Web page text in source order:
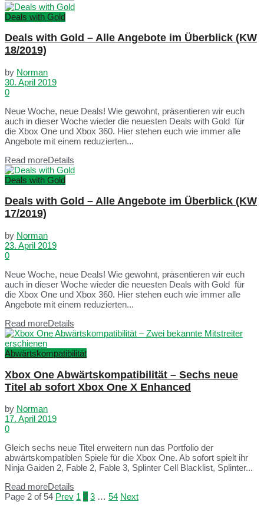
Deals with Gold
Deals with Gold – Alle Angebote im Überblick (KW
18/2019)
by Norman
30. April 2019
0
Neue Woche, neue Deals! Wie gewohnt, präsentieren wir euch
auch in dieser Woche wieder die neuesten Deals with Gold für
die Xbox One und Xbox 360. Hier stehen euch wie immer alle
Angebote mit einem reduzierten...
Read moreDetails
Deals with Gold
Deals with Gold – Alle Angebote im Überblick (KW
17/2019)
by Norman
23. April 2019
0
Neue Woche, neue Deals! Wie gewohnt, präsentieren wir euch
auch in dieser Woche wieder die neuesten Deals with Gold für
die Xbox One und Xbox 360. Hier stehen euch wie immer alle
Angebote mit einem reduzierten...
Read moreDetails
Abwärtskompatibilität
Xbox One Abwärtskompatibilität – Sechs neue
Titel ab sofort Xbox One X Enhanced
by Norman
17. April 2019
0
Gleich sechs neue Titel erweitern nun das Portfolio der
abwärtskompatiblen Spiele für die Xbox One. Ab sofort spielt ihr
Ninja Gaiden 2, Fable 2, Fable 3, Splinter Cell Blacklist, Splinter...
Read moreDetails
Page 2 of 54 Prev 1 2 3 … 54 Next